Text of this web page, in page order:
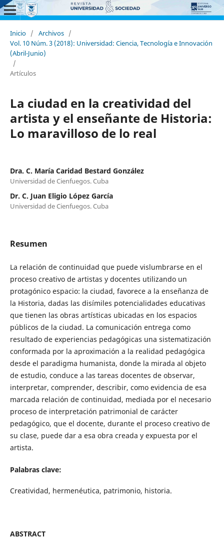
Inicio / Archivos /
Vol. 10 Núm. 3 (2018): Universidad: Ciencia, Tecnología e Innovación
(Abril-Junio)
/
Artículos
La ciudad en la creatividad del
artista y el enseñante de Historia:
Lo maravilloso de lo real
Dra. C. María Caridad Bestard González
Universidad de Cienfuegos. Cuba
Dr. C. Juan Eligio López García
Universidad de Cienfuegos. Cuba
Resumen
La relación de continuidad que puede vislumbrarse en el
proceso creativo de artistas y docentes utilizando un
protagónico espacio: la ciudad, favorece a la enseñanza de
la Historia, dadas las disímiles potencialidades educativas
que tienen las obras artísticas ubicadas en los espacios
públicos de la ciudad. La comunicación entrega como
resultado de experiencias pedagógicas una sistematización
conformada por la aproximación a la realidad pedagógica
desde el paradigma humanista, donde la mirada al objeto
de estudio, conduce a las tareas docentes de observar,
interpretar, comprender, describir, como evidencia de esa
marcada relación de continuidad, mediada por el necesario
proceso de interpretación patrimonial de carácter
pedagógico, que el docente, durante el proceso creativo de
su clase, puede dar a esa obra creada y expuesta por el
artista.
Palabras clave:
Creatividad, hermenéutica, patrimonio, historia.
ABSTRACT